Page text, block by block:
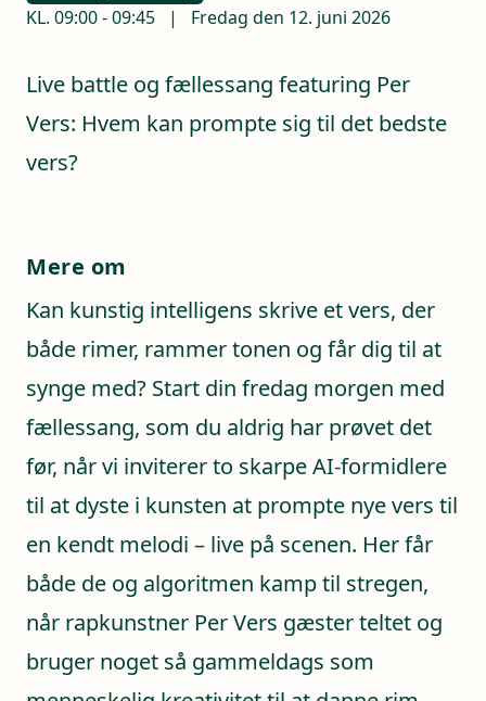
KL. 09:00-09:45 | Fredag den 12. juni 2026
Live battle og fællessang featuring Per
Vers: Hvem kan prompte sig til det bedste
vers?
Mere om
Kan kunstig intelligens skrive et vers, der
både rimer, rammer tonen og får dig til at
synge med? Start din fredag morgen med
fællessang, som du aldrig har prøvet det
før, når vi inviterer to skarpe AI-formidlere
til at dyste i kunsten at prompte nye vers til
en kendt melodi – live på scenen. Her får
både de og algoritmen kamp til stregen,
når rapkunstner Per Vers gæster teltet og
bruger noget så gammeldags som